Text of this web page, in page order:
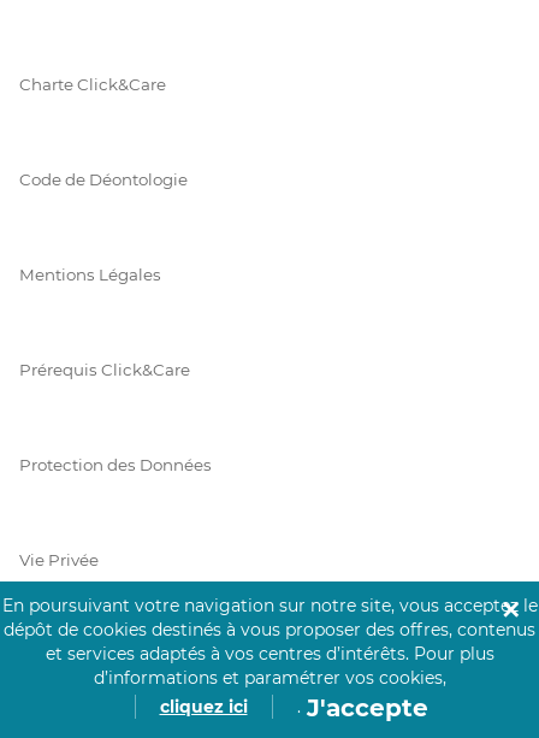
Charte Click&Care
Code de Déontologie
Mentions Légales
Prérequis Click&Care
Protection des Données
Vie Privée
PAIEMENT SÉCURISÉ
La collecte de vos informations de carte bancaire est cryptée
En poursuivant votre navigation sur notre site, vous acceptez le
dépôt de cookies destinés à vous proposer des offres, contenus
et services adaptés à vos centres d’intérêts. Pour plus
d’informations et paramétrer vos cookies,
cliquez ici
. J'accepte
✕